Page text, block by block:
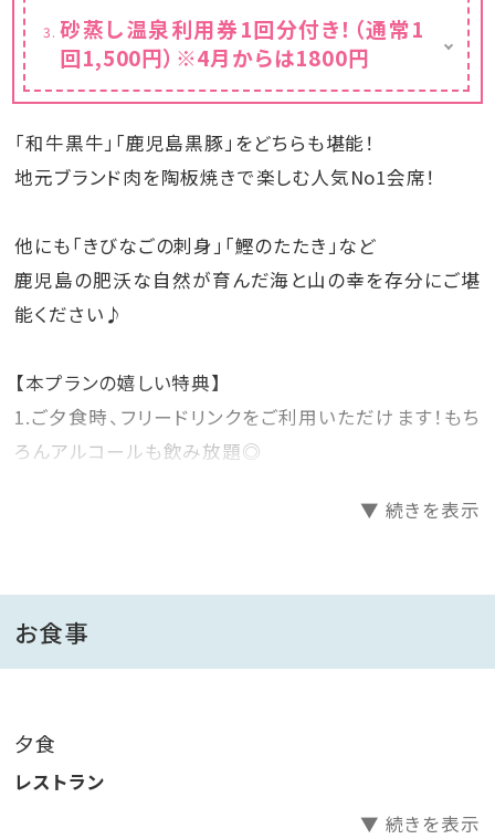
えました！
セルフ式の飲み放題でお楽しみください♪
・生ビール
・ハイボール
・ソフトドリンク
※飲み放題は90分の時間制となりますが、
食事会場の都合上（21：00終了)、
砂蒸し温泉利用券1回分付き！（通常1
回1,500円）※4月からは1800円
通常1回1,500円が1回分無料！！※4月からは
1800円
「和牛黒牛」「鹿児島黒豚」をどちらも堪能！
地元ブランド肉を陶板焼きで楽しむ人気No1会席！
他にも「きびなごの刺身」「鰹のたたき」など
鹿児島の肥沃な自然が育んだ海と山の幸を存分にご堪
能ください♪
【本プランの嬉しい特典】
1.ご夕食時、フリードリンクをご利用いただけます！もち
ろんアルコールも飲み放題◎
■ご夕食■
地元ブランド肉を陶板焼きで楽しめる、当館人気No．1
地元指宿の焼酎蔵元、全６蔵の銘柄も取り揃えました！
セルフ式の飲み放題でお楽しみください♪
▼ 続きを表示
お食事
夕食
レストラン
▼ 続きを表示